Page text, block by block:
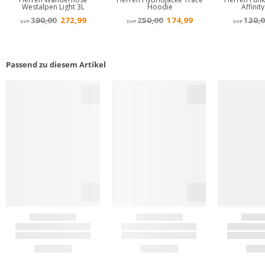
Passend zu diesem Artikel